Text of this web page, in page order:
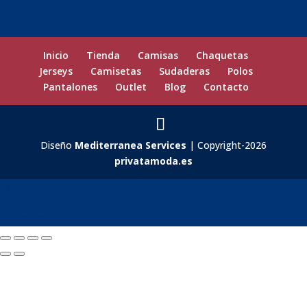
Inicio Tienda Camisas
Chaquetas
Jerseys
Camisetas Sudaderas
Polos
Pantalones
Outlet Blog Contacto
Diseño Mediterranea Services | Copyright-2026
privatamoda.es